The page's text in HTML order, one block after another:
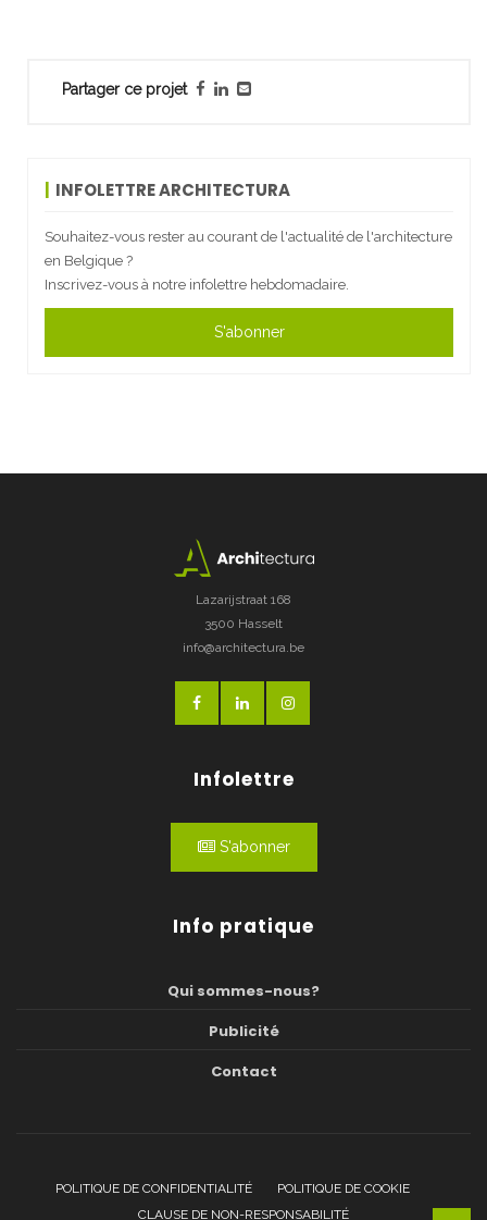
Partager ce projet
INFOLETTRE ARCHITECTURA
Souhaitez-vous rester au courant de l'actualité de l'architecture
en Belgique ?
Inscrivez-vous à notre infolettre hebdomadaire.
S'abonner
Lazarijstraat 168
3500 Hasselt
info@architectura.be
Infolettre
S'abonner
Info pratique
Qui sommes-nous?
Publicité
Contact
POLITIQUE DE CONFIDENTIALITÉ
POLITIQUE DE COOKIE
CLAUSE DE NON-RESPONSABILITÉ